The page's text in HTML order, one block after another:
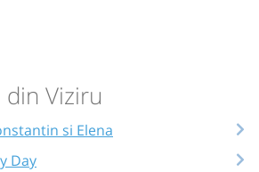
Viziru
si Elena
Day